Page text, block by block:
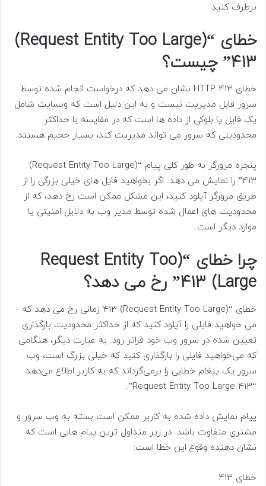
برطرف کنید.
خطای “(Request Entity Too Large)
413” چیست؟
خطای HTTP 413 نشان می دهد که درخواست انجام شده توسط
سرور قابل مدیریت نیست و به این دلیل است که وبسایت شامل
یک فایل یا بلوکی از داده ها است که در مقایسه با حداکثر
محدودیتی که سرور می تواند مدیریت کند، بسیار حجیم هستند.
پنجره مرورگر به طور کلی پیام “(Request Entity Too Large)
413” را نمایش می دهد. اگر بخواهید فایل های خیلی بزرگی را از
طریق مرورگر آپلود کنید، این مشکل ممکن است رخ دهد، که از
محدودیت های اعمال شده توسط مدیر وب به دلایل امنیتی یا
موارد دیگر است.
چرا خطای “(Request Entity Too
Large) 413” رخ می دهد؟
خطای “(Request Entity Too Large) 413 زمانی رخ می دهد که
می خواهید فایلی را آپلود کنید که از حداکثر محدودیت بارگذاری
تعیین شده در سرور وب خود فراتر رود. به عبارت دیگر، هنگامی
که می‌خواهید فایلی را بارگذاری کنید که خیلی بزرگ است، وب
سرور یک پیغام خطایی را برمی‌گرداند که به کاربر اطلاع می‌دهد
“413 Request Entity Too Large”.
پیام نمایش داده شده به کاربر ممکن است بسته به وب سرور و
مشتری متفاوت باشد. در زیر متداول ترین پیام هایی است که
نشان دهنده وقوع این خطا است:
خطای 413